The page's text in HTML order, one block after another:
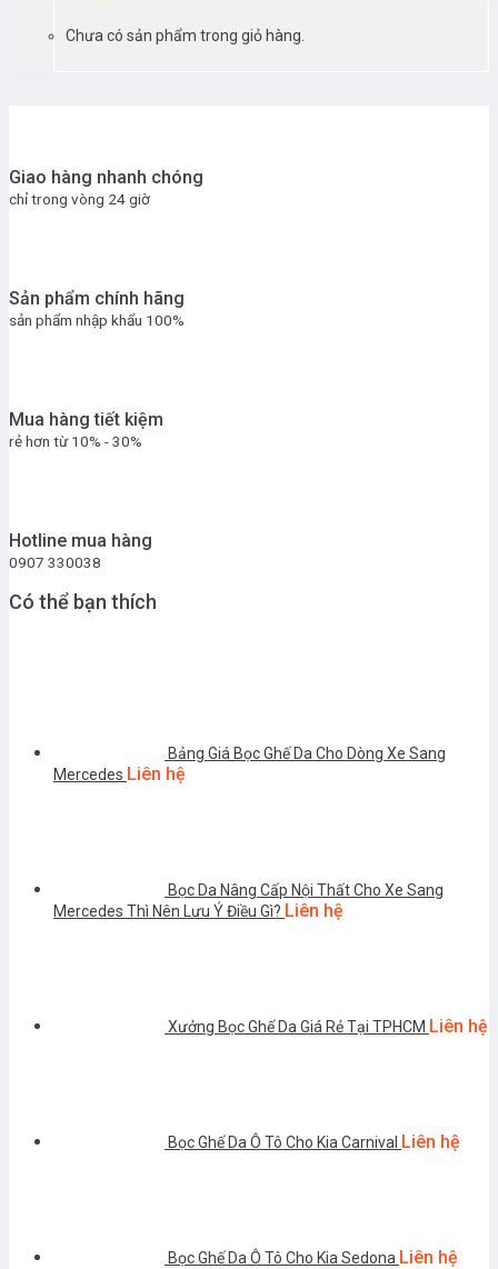
Chưa có sản phẩm trong giỏ hàng.
Giao hàng nhanh chóng
chỉ trong vòng 24 giờ
Sản phẩm chính hãng
sản phẩm nhập khẩu 100%
Mua hàng tiết kiệm
rẻ hơn từ 10% - 30%
Hotline mua hàng
0907 330038
Có thể bạn thích
Bảng Giá Bọc Ghế Da Cho Dòng Xe Sang
Mercedes Liên hệ
Bọc Da Nâng Cấp Nội Thất Cho Xe Sang
Mercedes Thì Nên Lưu Ý Điều Gì? Liên hệ
Xưởng Bọc Ghế Da Giá Rẻ Tại TPHCM Liên hệ
Bọc Ghế Da Ô Tô Cho Kia Carnival Liên hệ
Bọc Ghế Da Ô Tô Cho Kia Sedona Liên hệ